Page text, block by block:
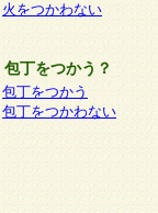
火をつかわない
包丁をつかう？
包丁をつかう
包丁をつかわない